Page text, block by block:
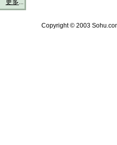
更多...
Copyright © 2003